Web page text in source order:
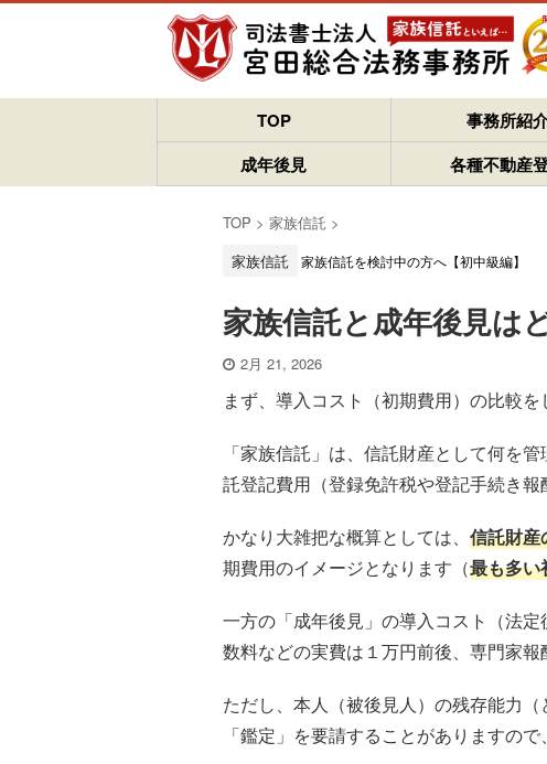
TOP 事務所紹
成年後見
各種不動産
TOP > 家族信託 >
家族信託
家族信託を検討中の方へ【初中級編】
家族信託と成年後見は
2月 21, 2026
まず、導入コスト（初期費用）の比較を
「家族信託」は、信託財産として何を
託登記費用（登録免許税や登記手続き報
かなり大雑把な概算としては、 信託財産
期費用のイメージとなります（最も多い
一方の「成年後見」の導入コスト（法
数料などの実費は１万円前後、専門家報
ただし、本人（被後見人）の残存能力
「鑑定」を要請することがありますの